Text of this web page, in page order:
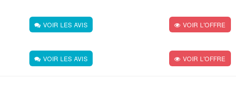
VOIR LES AVIS VOIR L'OFFRE
VOIR LES AVIS VOIR L'OFFRE